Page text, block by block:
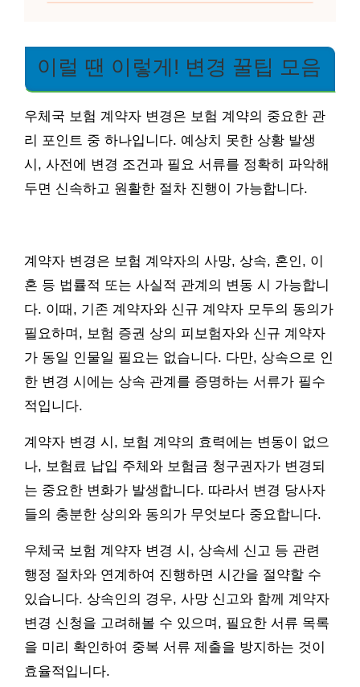
이럴 땐 이렇게! 변경 꿀팁 모음
우체국 보험 계약자 변경은 보험 계약의 중요한 관
리 포인트 중 하나입니다. 예상치 못한 상황 발생
시, 사전에 변경 조건과 필요 서류를 정확히 파악해
두면 신속하고 원활한 절차 진행이 가능합니다.
계약자 변경은 보험 계약자의 사망, 상속, 혼인, 이
혼 등 법률적 또는 사실적 관계의 변동 시 가능합니
다. 이때, 기존 계약자와 신규 계약자 모두의 동의가
필요하며, 보험 증권 상의 피보험자와 신규 계약자
가 동일 인물일 필요는 없습니다. 다만, 상속으로 인
한 변경 시에는 상속 관계를 증명하는 서류가 필수
적입니다.
계약자 변경 시, 보험 계약의 효력에는 변동이 없으
나, 보험료 납입 주체와 보험금 청구권자가 변경되
는 중요한 변화가 발생합니다. 따라서 변경 당사자
들의 충분한 상의와 동의가 무엇보다 중요합니다.
우체국 보험 계약자 변경 시, 상속세 신고 등 관련
행정 절차와 연계하여 진행하면 시간을 절약할 수
있습니다. 상속인의 경우, 사망 신고와 함께 계약자
변경 신청을 고려해볼 수 있으며, 필요한 서류 목록
을 미리 확인하여 중복 서류 제출을 방지하는 것이
효율적입니다.